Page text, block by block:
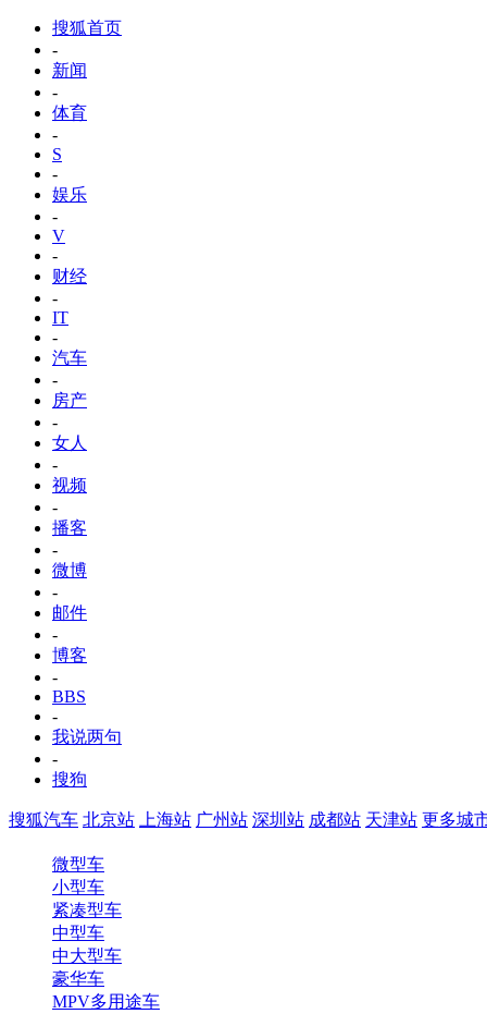
搜狐首页
-
新闻
-
体育
-
S
-
娱乐
-
V
-
财经
-
IT
-
汽车
-
房产
-
女人
-
视频
-
播客
-
微博
-
邮件
-
博客
-
BBS
-
我说两句
-
搜狗
搜狐汽车 北京站 上海站 广州站 深圳站 成都站 天津站 更多城
微型车
小型车
紧凑型车
中型车
中大型车
豪华车
MPV多用途车